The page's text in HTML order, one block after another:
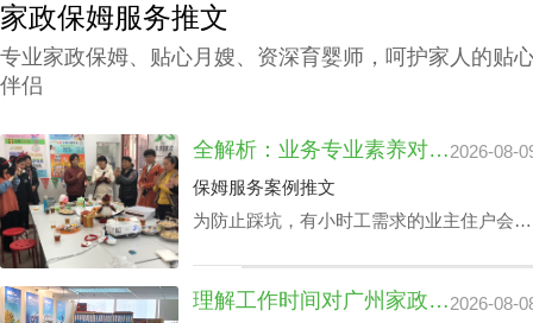
家政保姆服务推文
专业家政保姆、贴心月嫂、资深育婴师，呵护家人的贴
伴侣
全解析：业务专业素养对家政中心荔湾小时工费用的真影响2026-08-
保姆服务案例推文
为防止踩坑，有小时工需求的业主住户会对
最优化的同时赢得更多附加内容。影响家政
理解工作时间对广州家政中心保洁24小时价格表的潜在影响2026-08-